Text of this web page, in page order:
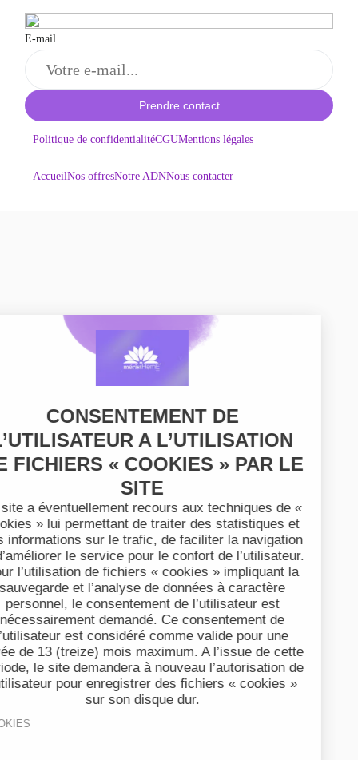
E-mail
Prendre contact
Politique de confidentialitéCGUMentions légales
AccueilNos offresNotre ADNNous contacter